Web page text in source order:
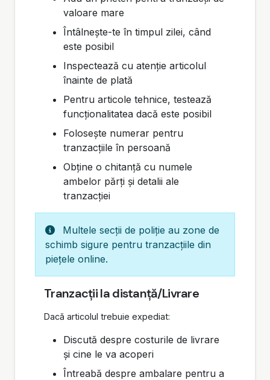
valoare mare
Întâlnește-te în timpul zilei, când
este posibil
Inspectează cu atenție articolul
înainte de plată
Pentru articole tehnice, testează
funcționalitatea dacă este posibil
Folosește numerar pentru
tranzacțiile în persoană
Obține o chitanță cu numele
ambelor părți și detalii ale
tranzacției
Multele secții de poliție au zone de
schimb sigure pentru tranzacțiile din
piețele online.
Tranzacții la distanță/Livrare
Dacă articolul trebuie expediat:
Discută despre costurile de livrare
și cine le va acoperi
Întreabă despre ambalare pentru a